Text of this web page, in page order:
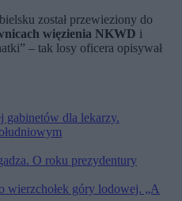
został przewieziony do
więzienia NKWD i
– tak losy oficera opisywał
gabinetów dla lekarzy.
O roku prezydentury
wierzchołek góry lodowej. „A